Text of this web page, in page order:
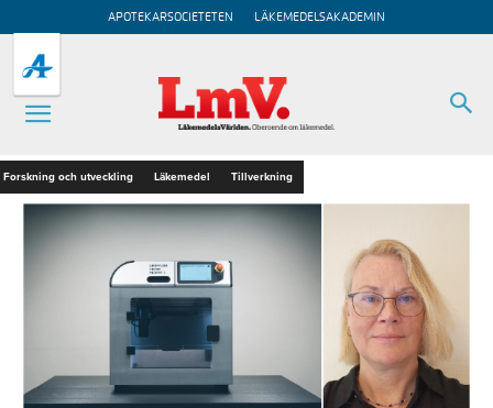
APOTEKARSOCIETETEN LÄKEMEDELSAKADEMIN
Forskning och utveckling Läkemedel Tillverkning